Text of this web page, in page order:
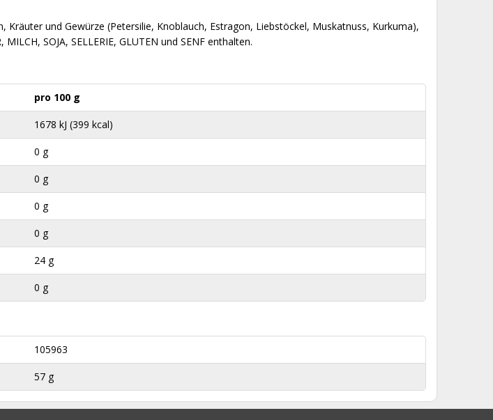
und Gewürze (Petersilie, Knoblauch, Estragon, Liebstöckel, Muskatnuss, Kurkuma),
SOJA, SELLERIE, GLUTEN und SENF enthalten.
pro 100 g
1678 kJ (399 kcal)
0 g
0 g
0 g
0 g
24 g
0 g
105963
57 g